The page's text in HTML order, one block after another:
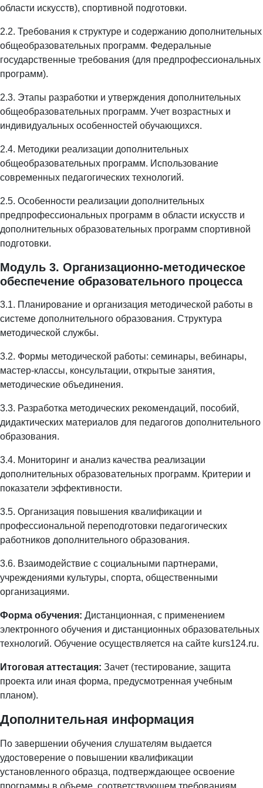
области искусств), спортивной подготовки.
2.2. Требования к структуре и содержанию дополнительных
общеобразовательных программ. Федеральные
государственные требования (для предпрофессиональных
программ).
2.3. Этапы разработки и утверждения дополнительных
общеобразовательных программ. Учет возрастных и
индивидуальных особенностей обучающихся.
2.4. Методики реализации дополнительных
общеобразовательных программ. Использование
современных педагогических технологий.
2.5. Особенности реализации дополнительных
предпрофессиональных программ в области искусств и
дополнительных образовательных программ спортивной
подготовки.
Модуль 3. Организационно-методическое
обеспечение образовательного процесса
3.1. Планирование и организация методической работы в
системе дополнительного образования. Структура
методической службы.
3.2. Формы методической работы: семинары, вебинары,
мастер-классы, консультации, открытые занятия,
методические объединения.
3.3. Разработка методических рекомендаций, пособий,
дидактических материалов для педагогов дополнительного
образования.
3.4. Мониторинг и анализ качества реализации
дополнительных образовательных программ. Критерии и
показатели эффективности.
3.5. Организация повышения квалификации и
профессиональной переподготовки педагогических
работников дополнительного образования.
3.6. Взаимодействие с социальными партнерами,
учреждениями культуры, спорта, общественными
организациями.
Форма обучения: Дистанционная, с применением
электронного обучения и дистанционных образовательных
технологий. Обучение осуществляется на сайте kurs124.ru.
Итоговая аттестация: Зачет (тестирование, защита
проекта или иная форма, предусмотренная учебным
планом).
Дополнительная информация
По завершении обучения слушателям выдается
удостоверение о повышении квалификации
установленного образца, подтверждающее освоение